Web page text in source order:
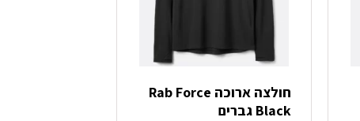
האפשרויות
בעמוד
המוצר
חולצה ארוכה Rab Force
Black גברים